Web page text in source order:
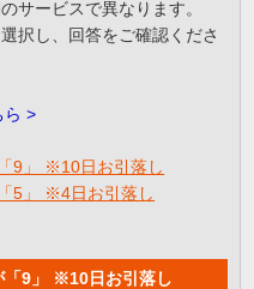
サービスで異なります。
択し、回答をご確認くださ
ら >
9」 ※10日お引落し
5」 ※4日お引落し
9」 ※10日お引落し